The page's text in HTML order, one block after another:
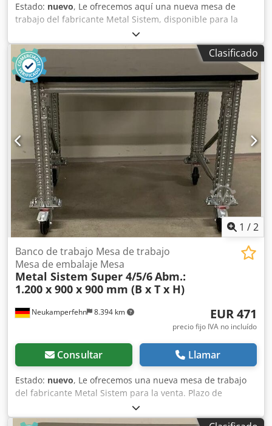
Estado: nuevo, Le ofrecemos aquí una nueva mesa de
trabajo del fabricante Metal Sistem, disponible para la
venta. Plazo de entrega: aproximadamente 3-4 semanas.
Datos técnicos de la mesa de trabajo: Fabricante: Metal
Sistem Tipo: Super 4/5/6 Ancho de la mesa de trabajo:
1.200 mm Profundidad de la mesa de trabajo: 900 mm
Altura de la mesa de trabajo: 900 mm El suministro
incluye: 02 soportes para mesa de trabajo, nuevos Color
del material: completamente galvanizado Tipo de soporte:
TS4 Incluye refuerzos transversales y diagonales, placas de
base Los soportes están premontados (estructura de
celosía atornillada) 888 mm de altura 700 mm de
profundidad 04 travesaños para mesa de trabajo, nuevos
Tipo de travesaño: TS Dimensiones del perfil: 70 x 42 x 3
mm Luz: 920 mm Color del material: completamente
galvanizado 01 tablero de trabajo, nuevo Tipo de madera:
MDF Grosor: 28 mm Dimensiones: 900 x 1.200 mm Color
del material: negro Dedpshq Twyofx Apyjck 03 estantes de
acero, nuevos Dimensiones: 300 x 700 mm Tipo: H29/D 01
juego de escuadras, nuevo Para la fijación del tablero de
trabajo 08 ganchos de seguridad, nuevos Color del
material: completamente galvanizado
Clasificado
1 /2
Neukamperfehn 8.394 km
Banco de trabajo Mesa de trabajo
Mesa de embalaje Mesa
Metal Sistem Super 4/5/6Abm.:
1.200 x 900 x 900 mm (B x T x H)
EUR 471
precio fijo IVA no incluído
Consultar Llamar
Estado: nuevo, Le ofrecemos una nueva mesa de trabajo
del fabricante Metal Sistem para la venta. Plazo de
entrega: aproximadamente 3-4 semanas. Datos técnicos de
la mesa de trabajo: Fabricante: Metal Sistem Tipo: Super